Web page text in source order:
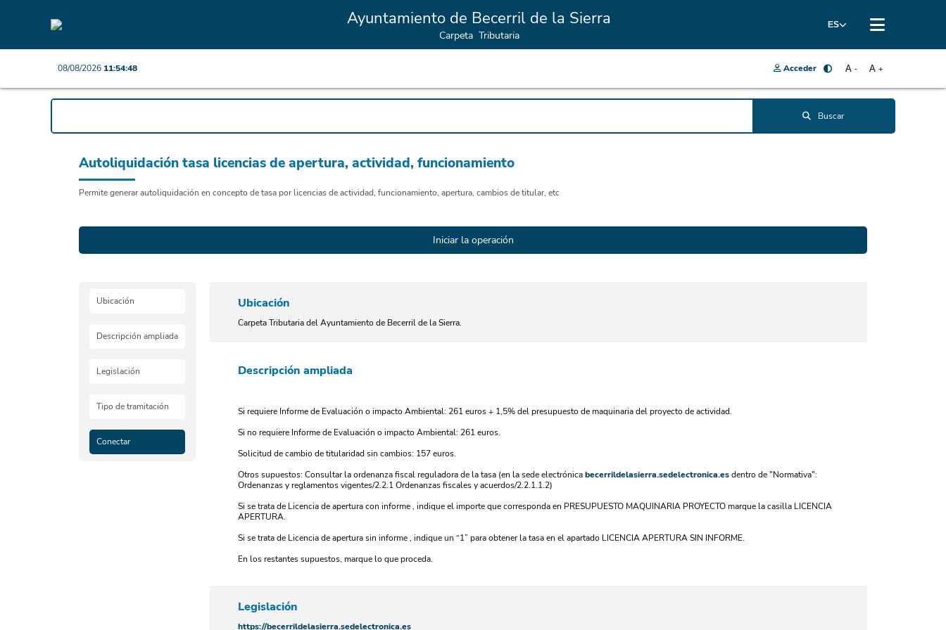
ES
Ayuntamiento de Becerril de la Sierra
Carpeta Tributaria
08/08/2026 11:54:48 Acceder A +
A -
Buscar
Autoliquidación tasa licencias de apertura, actividad, funcionamiento
Permite generar autoliquidación en concepto de tasa por licencias de actividad, funcionamiento, apertura, cambios de titular, etc
Ubicación
Descripción ampliada
Legislación
Tipo de tramitación
Conectar
Ubicación
Carpeta Tributaria del Ayuntamiento de Becerril de la Sierra.
Descripción ampliada
Si requiere Informe de Evaluación o impacto Ambiental: 261 euros + 1,5% del presupuesto de maquinaria del proyecto de actividad.
Si no requiere Informe de Evaluación o impacto Ambiental: 261 euros.
Solicitud de cambio de titularidad sin cambios: 157 euros.
Otros supuestos: Consultar la ordenanza fiscal reguladora de la tasa (en la sede electrónicabecerrildelasierra.sedelectronica.esdentro de "Normativa":
Ordenanzas y reglamentos vigentes/2.2.1 Ordenanzas fiscales y acuerdos/2.2.1.1.2)
Si se trata de Licencia de apertura con informe , indique el importe que corresponda en PRESUPUESTO MAQUINARIA PROYECTO marque la casilla LICENCIA
APERTURA.
Si se trata de Licencia de apertura sin informe , indique un “1” para obtener la tasa en el apartado LICENCIA APERTURA SIN INFORME.
En los restantes supuestos, marque lo que proceda.
Legislación
https://becerrildelasierra.sedelectronica.es